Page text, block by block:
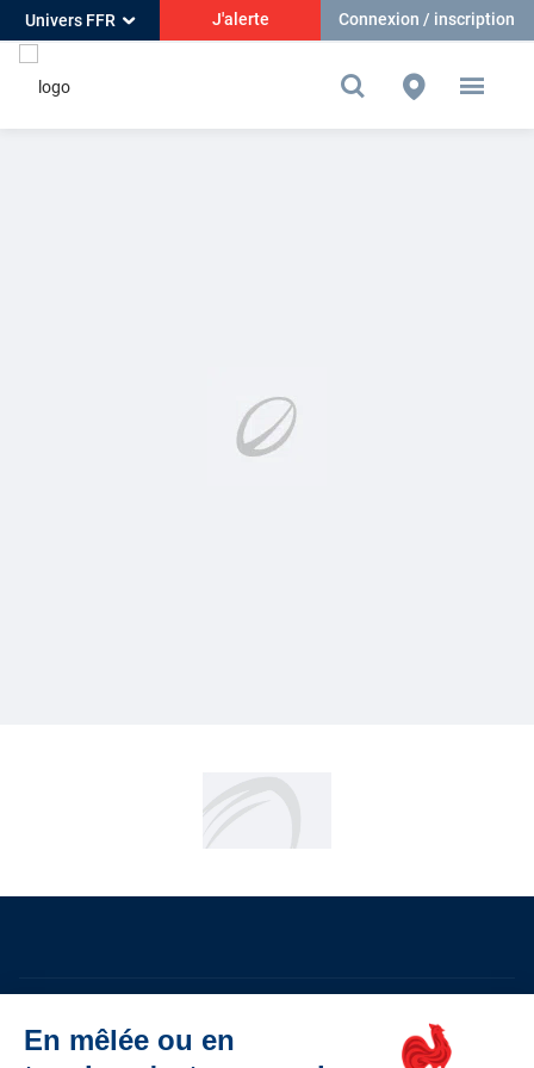
Univers FFR J'alerte Connexion / inscription